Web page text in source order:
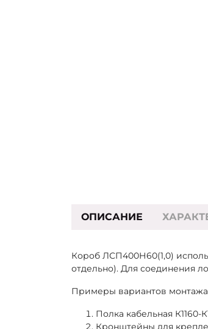
ОПИСАНИЕ
Короб ЛСП400Н60(1,0)
отдельно). Для соединения
Примеры вариантов
Полка кабельная К1160-
Кронштейны для